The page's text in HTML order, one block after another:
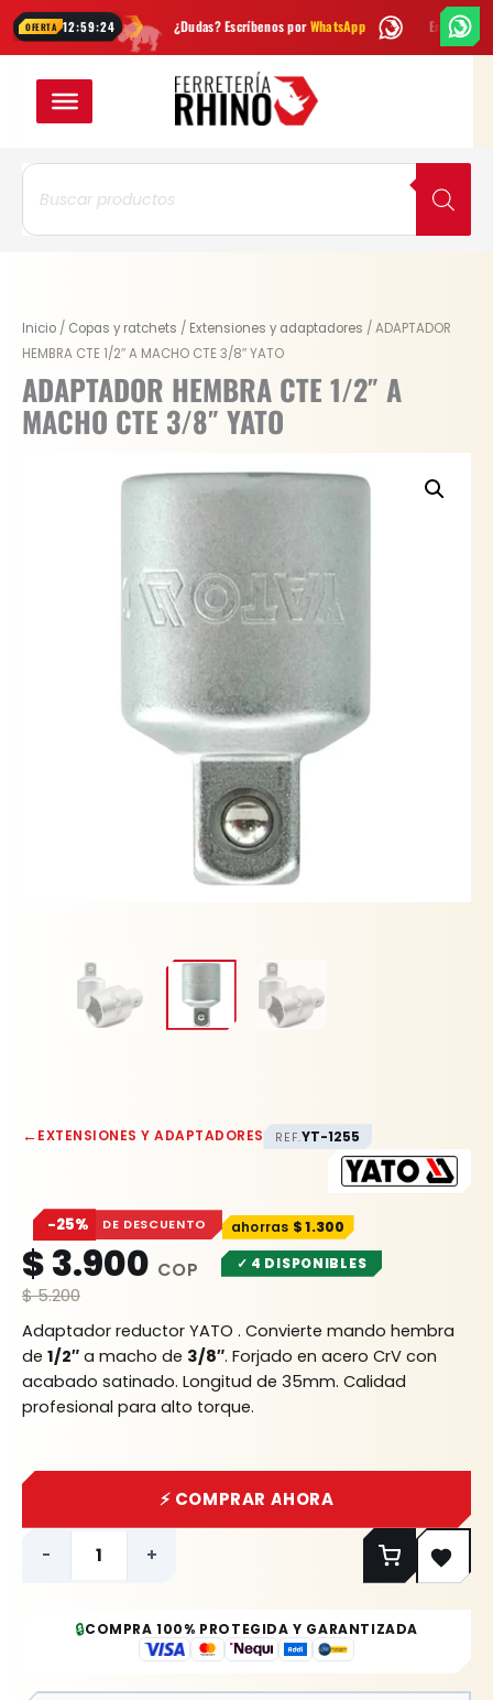
OFERTA 12:59:23¿Dudas? Escríbenos porWhatsApp EnvíoGRATISen Bogotá
contenido
Búsqueda
productos
Inicio / Copas y ratchets / Extensiones y adaptadores / ADAPTADOR
HEMBRA CTE 1/2″ A MACHO CTE 3/8″ YATO
ADAPTADOR HEMBRA CTE 1/2″ A
MACHO CTE 3/8″ YATO
←EXTENSIONES Y ADAPTADORES REF.YT-1255
−25% DE DESCUENTO $1.300
$5.200
Original
price
was:
$ 5.200.
$3.900
Current
price
is:
$ 3.900.
✓ 4 DISPONIBLES
Adaptador reductor YATO . Convierte mando hembra
de 1/2″ a macho de 3/8″. Forjado en acero CrV con
acabado satinado. Longitud de 35mm. Calidad
profesional para alto torque.
ADAPTADOR
HEMBRA
CTE
1/2"
A
- +
⚡ COMPRAR AHORA
🔒COMPRA 100% PROTEGIDA Y GARANTIZADA